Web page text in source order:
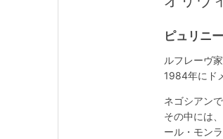
ピュリニ
ルフレーヴ
1984年にド
ネゴシアン
その中には
ール・モン